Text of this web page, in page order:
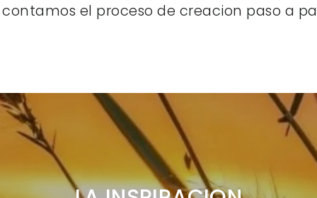
contamos el proceso de creacion paso a